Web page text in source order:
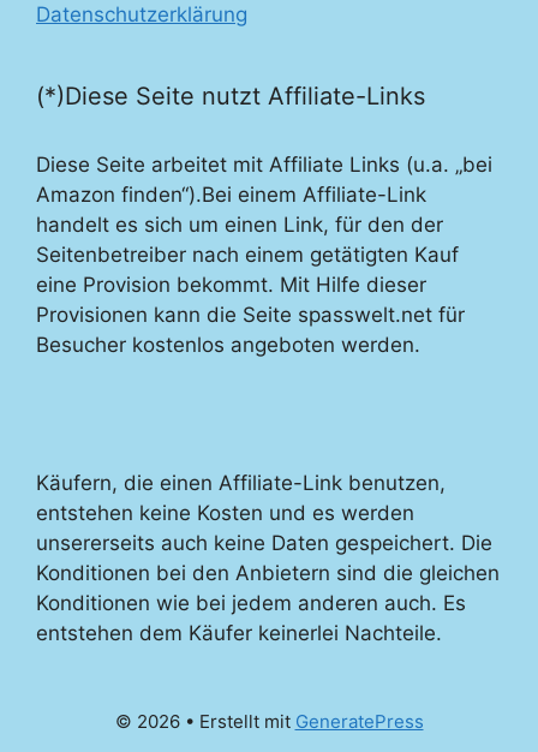
Datenschutzerklärung
(*)Diese Seite nutzt Affiliate-Links
Diese Seite arbeitet mit Affiliate Links (u.a. „bei
Amazon finden“).Bei einem Affiliate-Link
handelt es sich um einen Link, für den der
Seitenbetreiber nach einem getätigten Kauf
eine Provision bekommt. Mit Hilfe dieser
Provisionen kann die Seite spasswelt.net für
Besucher kostenlos angeboten werden.
Käufern, die einen Affiliate-Link benutzen,
entstehen keine Kosten und es werden
unsererseits auch keine Daten gespeichert. Die
Konditionen bei den Anbietern sind die gleichen
Konditionen wie bei jedem anderen auch. Es
entstehen dem Käufer keinerlei Nachteile.
© 2026 • Erstellt mit GeneratePress